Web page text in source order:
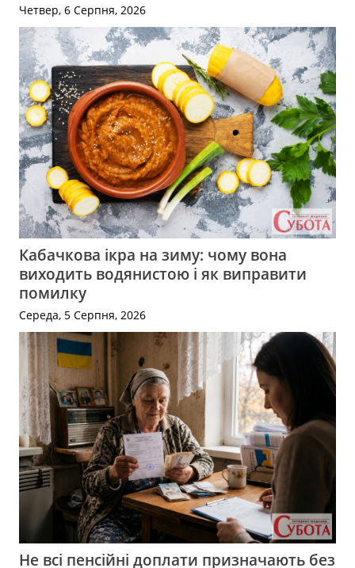
Четвер, 6 Серпня, 2026
Кабачкова ікра на зиму: чому вона
виходить водянистою і як виправити
помилку
Середа, 5 Серпня, 2026
Не всі пенсійні доплати призначають без